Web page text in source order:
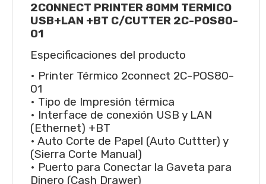
2CONNECT PRINTER 80MM TERMICO
USB+LAN +BT C/CUTTER 2C-POS80-
01
Especificaciones del producto
• Printer Térmico 2connect 2C-POS80-
01
• Tipo de Impresión térmica
• Interface de conexión USB y LAN
(Ethernet) +BT
• Auto Corte de Papel (Auto Cuttter) y
(Sierra Corte Manual)
• Puerto para Conectar la Gaveta para
Dinero (Cash Drawer)